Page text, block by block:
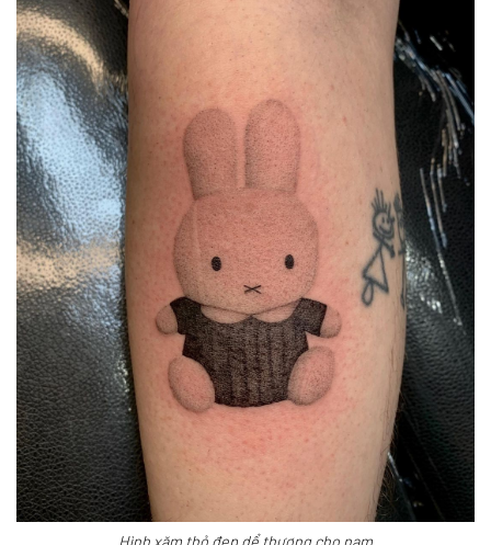
Hình xăm thỏ đẹp dể thương cho nam